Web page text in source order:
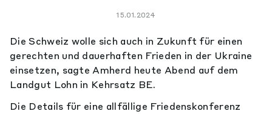
15.01.2024
Die Schweiz wolle sich auch in Zukunft für einen
gerechten und dauerhaften Frieden in der Ukraine
einsetzen, sagte Amherd heute Abend auf dem
Landgut Lohn in Kehrsatz BE.
Die Details für eine allfällige Friedenskonferenz